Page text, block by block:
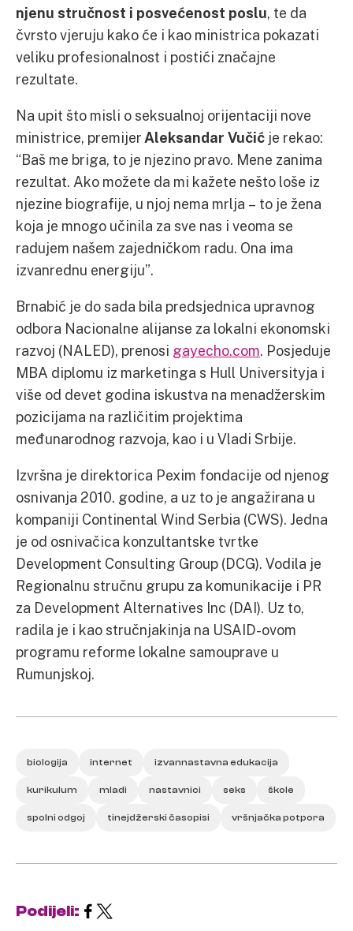
njenu stručnost i posvećenost poslu, te da
čvrsto vjeruju kako će i kao ministrica pokazati
veliku profesionalnost i postići značajne
rezultate.
Na upit što misli o seksualnoj orijentaciji nove
ministrice, premijer Aleksandar Vučić je rekao:
“Baš me briga, to je njezino pravo. Mene zanima
rezultat. Ako možete da mi kažete nešto loše iz
njezine biografije, u njoj nema mrlja – to je žena
koja je mnogo učinila za sve nas i veoma se
radujem našem zajedničkom radu. Ona ima
izvanrednu energiju”.
Brnabić je do sada bila predsjednica upravnog
odbora Nacionalne alijanse za lokalni ekonomski
razvoj (NALED), prenosi gayecho.com. Posjeduje
MBA diplomu iz marketinga s Hull Universityja i
više od devet godina iskustva na menadžerskim
pozicijama na različitim projektima
međunarodnog razvoja, kao i u Vladi Srbije.
Izvršna je direktorica Pexim fondacije od njenog
osnivanja 2010. godine, a uz to je angažirana u
kompaniji Continental Wind Serbia (CWS). Jedna
je od osnivačica konzultantske tvrtke
Development Consulting Group (DCG). Vodila je
Regionalnu stručnu grupu za komunikacije i PR
za Development Alternatives Inc (DAI). Uz to,
radila je i kao stručnjakinja na USAID-ovom
programu reforme lokalne samouprave u
Rumunjskoj.
biologija internet izvannastavna edukacija
kurikulum mladi nastavnici seks škole
spolni odgoj tinejdžerski časopisi vršnjačka potpora
Podijeli: